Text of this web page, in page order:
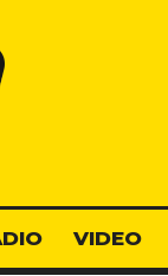
VIDEO